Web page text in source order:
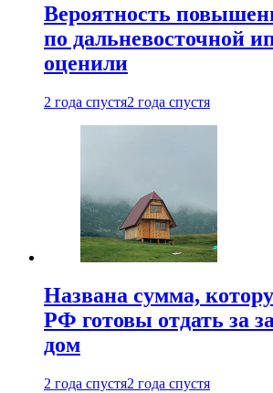
Вероятность
по дальневосточной
оценили
2 года спустя2 года спустя
Названа сумма,
РФ готовы отдать за
дом
2 года спустя2 года спустя